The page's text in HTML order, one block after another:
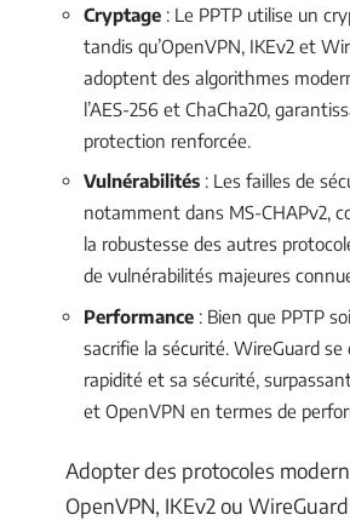
Cryptage : Le PPTP utilise un
tandis qu’OpenVPN, IKEv2 et
adoptent des algorithmes
l’AES-256 et ChaCha20,
protection renforcée.
Vulnérabilités : Les failles de
notamment dans MS-CHAPv2,
la robustesse des autres
de vulnérabilités majeures
Performance : Bien que PPTP
sacrifie la sécurité. WireGuard se
rapidité et sa sécurité,
et OpenVPN en termes de
Adopter des protocoles
OpenVPN, IKEv2 ou